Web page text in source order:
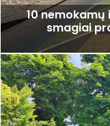
10 nemokamų
smagiai